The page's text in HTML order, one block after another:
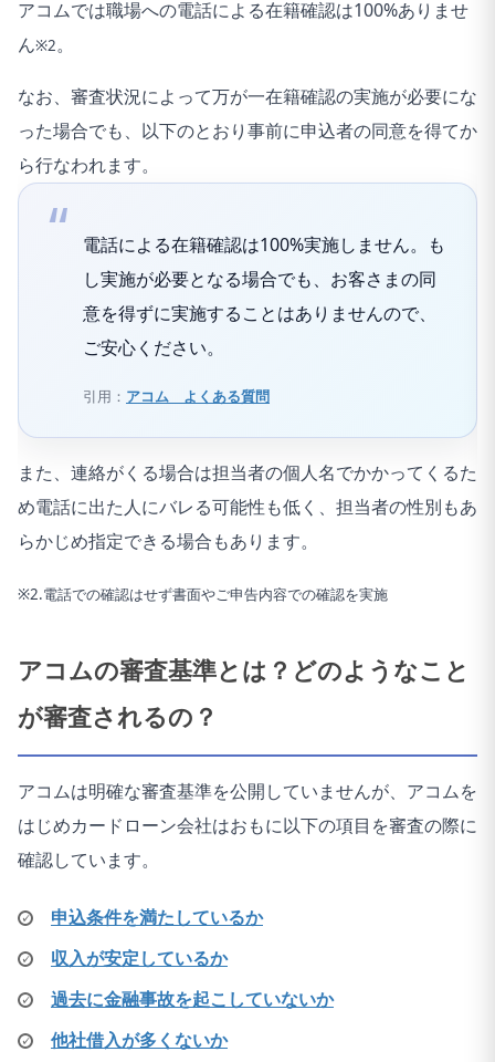
アコムでは職場への電話による在籍確認は100%ありませ
ん※2。
なお、審査状況によって万が一在籍確認の実施が必要にな
った場合でも、以下のとおり事前に申込者の同意を得てか
ら行なわれます。
電話による在籍確認は100%実施しません。も
し実施が必要となる場合でも、お客さまの同
意を得ずに実施することはありませんので、
ご安心ください。
引用： アコム よくある質問
また、連絡がくる場合は担当者の個人名でかかってくるた
め電話に出た人にバレる可能性も低く、担当者の性別もあ
らかじめ指定できる場合もあります。
※2.電話での確認はせず書面やご申告内容での確認を実施
アコムの審査基準とは？どのようなこと
が審査されるの？
アコムは明確な審査基準を公開していませんが、アコムを
はじめカードローン会社はおもに以下の項目を審査の際に
確認しています。
申込条件を満たしているか
収入が安定しているか
過去に金融事故を起こしていないか
他社借入が多くないか